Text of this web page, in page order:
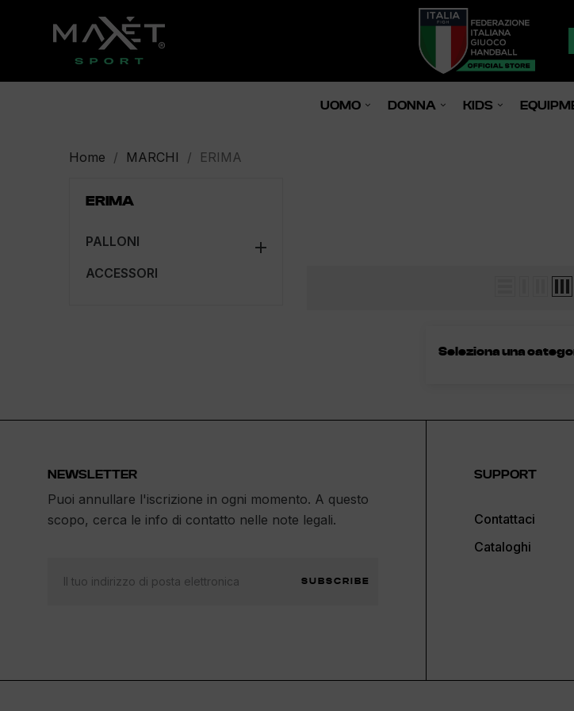
UOMO DONNA KIDS
Home MARCHI ERIMA
ERIMA
PALLONI 
ACCESSORI
Seleziona una
NEWSLETTER
Puoi annullare l'iscrizione in ogni momento. A questo
scopo, cerca le info di contatto nelle note legali.
SUBSCRIBE
SUPPORT
Contattaci
Cataloghi